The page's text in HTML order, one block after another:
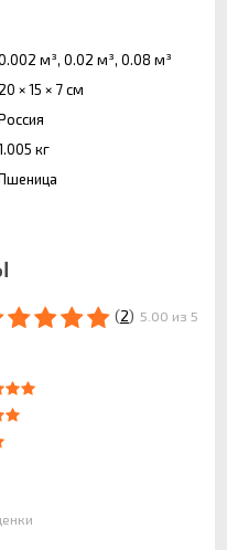
м³, 0.02 м³, 0.08 м³
20 × 15 × 7 см
кг
(2) 5.00 из 5